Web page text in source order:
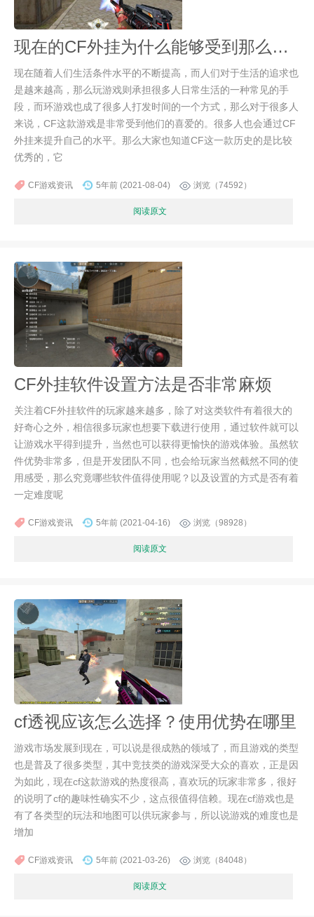
现在的CF外挂为什么能够受到那么多人的喜爱
现在随着人们生活条件水平的不断提高，而人们对于生活的追求也
是越来越高，那么玩游戏则承担很多人日常生活的一种常见的手
段，而环游戏也成了很多人打发时间的一个方式，那么对于很多人
来说，CF这款游戏是非常受到他们的喜爱的。很多人也会通过CF
外挂来提升自己的水平。那么大家也知道CF这一款历史的是比较
优秀的，它
CF游戏资讯 5年前 (2021-08-04) 浏览（74592）
阅读原文
CF外挂软件设置方法是否非常麻烦
关注着CF外挂软件的玩家越来越多，除了对这类软件有着很大的
好奇心之外，相信很多玩家也想要下载进行使用，通过软件就可以
让游戏水平得到提升，当然也可以获得更愉快的游戏体验。虽然软
件优势非常多，但是开发团队不同，也会给玩家当然截然不同的使
用感受，那么究竟哪些软件值得使用呢？以及设置的方式是否有着
一定难度呢
CF游戏资讯 5年前 (2021-04-16) 浏览（98928）
阅读原文
cf透视应该怎么选择？使用优势在哪里
游戏市场发展到现在，可以说是很成熟的领域了，而且游戏的类型
也是普及了很多类型，其中竞技类的游戏深受大众的喜欢，正是因
为如此，现在cf这款游戏的热度很高，喜欢玩的玩家非常多，很好
的说明了cf的趣味性确实不少，这点很值得信赖。现在cf游戏也是
有了各类型的玩法和地图可以供玩家参与，所以说游戏的难度也是
增加
CF游戏资讯 5年前 (2021-03-26) 浏览（84048）
阅读原文